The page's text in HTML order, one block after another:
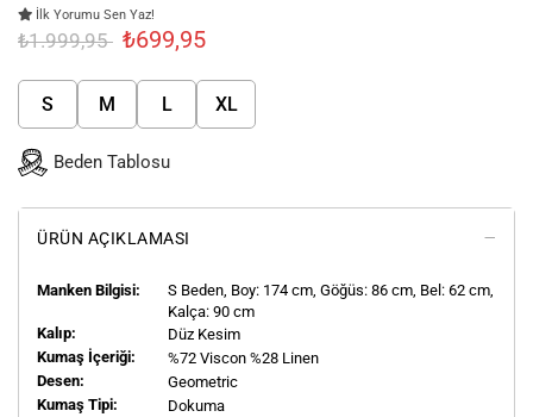
İlk Yorumu Sen Yaz!
₺1.999,95 ₺699,95
S M L XL
Beden Tablosu
ÜRÜN AÇIKLAMASI
Manken Bilgisi: S Beden, Boy: 174 cm, Göğüs: 86 cm, Bel: 62 cm,
Kalça: 90 cm
Kalıp:
Düz Kesim
Kumaş İçeriği:
%72 Viscon %28 Linen
Desen:
Geometric
Kumaş Tipi:
Dokuma